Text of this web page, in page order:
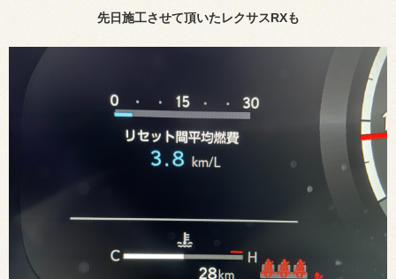
先日施工させて頂いたレクサスRXも